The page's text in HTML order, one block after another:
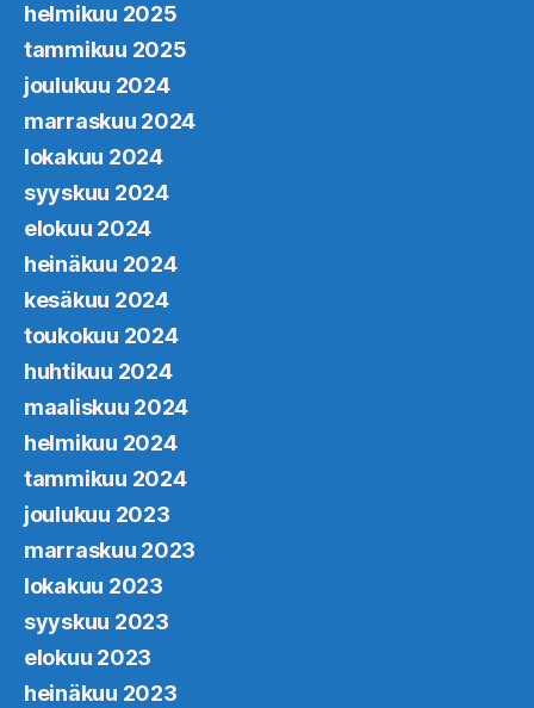
helmikuu 2025
tammikuu 2025
joulukuu 2024
marraskuu 2024
lokakuu 2024
syyskuu 2024
elokuu 2024
heinäkuu 2024
kesäkuu 2024
toukokuu 2024
huhtikuu 2024
maaliskuu 2024
helmikuu 2024
tammikuu 2024
joulukuu 2023
marraskuu 2023
lokakuu 2023
syyskuu 2023
elokuu 2023
heinäkuu 2023